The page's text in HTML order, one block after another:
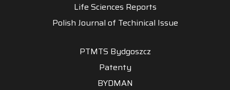
Life Sciences Reports
Polish Journal of Techinical Issue
PTMTS Bydgoszcz
Patenty
BYDMAN